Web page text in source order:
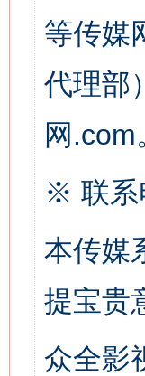
等传媒
代理部
网.com
※ 联系
本传媒
提宝贵
众全影
“刷贴